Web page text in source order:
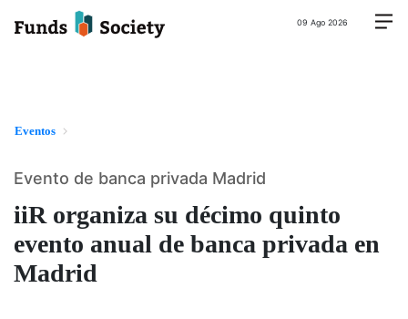
09 Ago 2026
Eventos
iiR organiza su décimo quinto
evento anual de banca privada en
Madrid
Evento de banca privada Madrid